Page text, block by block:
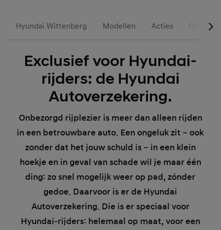
Hyundai Wittenberg Modellen Acties
Exclusief voor Hyundai-
rijders: de Hyundai
Autoverzekering.
Onbezorgd rijplezier is meer dan alleen rijden
in een betrouwbare auto. Een ongeluk zit – ook
zonder dat het jouw schuld is – in een klein
hoekje en in geval van schade wil je maar één
ding: zo snel mogelijk weer op pad, zónder
gedoe. Daarvoor is er de Hyundai
Autoverzekering. Die is er speciaal voor
Hyundai-rijders: helemaal op maat, voor een